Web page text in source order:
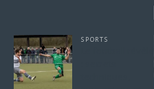
SPORTS